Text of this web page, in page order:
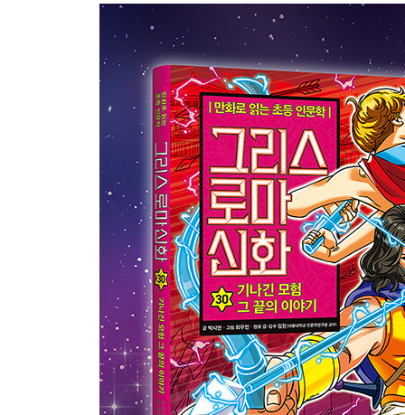
6.페넬로페와 오디세우스 · 182
7.오디세우스의 모험 길 · 184
8.오디세우스의 방황 · 186
9.오디세우스의 뒷이야기 · 188
10.명화로 보는 그리스 로마 신화 · 190
11.신화 TALK 신화, 무엇이든 물어보세요! · 192